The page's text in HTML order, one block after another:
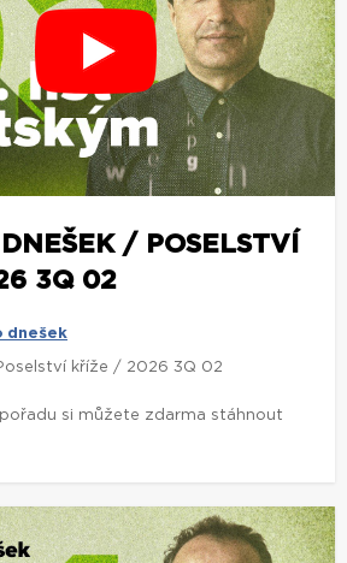
/ POSELSTVÍ
3Q 02
dnešek
kříže / 2026 3Q 02
si můžete zdarma stáhnout